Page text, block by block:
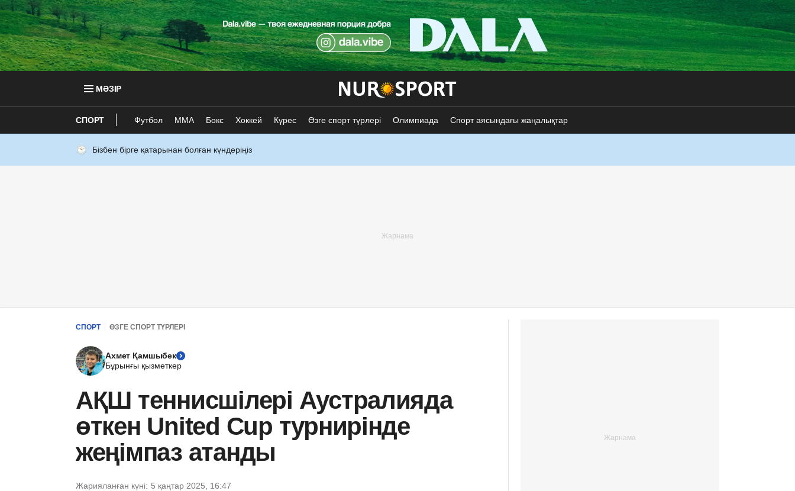
МӘЗІР
СПОРТ Футбол ММА Бокс Хоккей Күрес Өзге спорт түрлері Олимпиада Спорт аясындағы жаңалықтар
Бізбен бірге қатарынан болған күндеріңіз
СПОРТ ӨЗГЕ СПОРТ ТҮРЛЕРІ
Ахмет Қамшыбек
Бұрынғы қызметкер
АҚШ теннисшілері Аустралияда
өткен United Cup турнирінде
жеңімпаз атанды
Жарияланған күні: 5 қаңтар 2025, 16:47